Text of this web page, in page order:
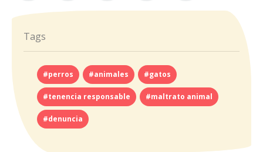
Tags
#perros #animales #gatos
#tenencia responsable #maltrato animal
#denuncia